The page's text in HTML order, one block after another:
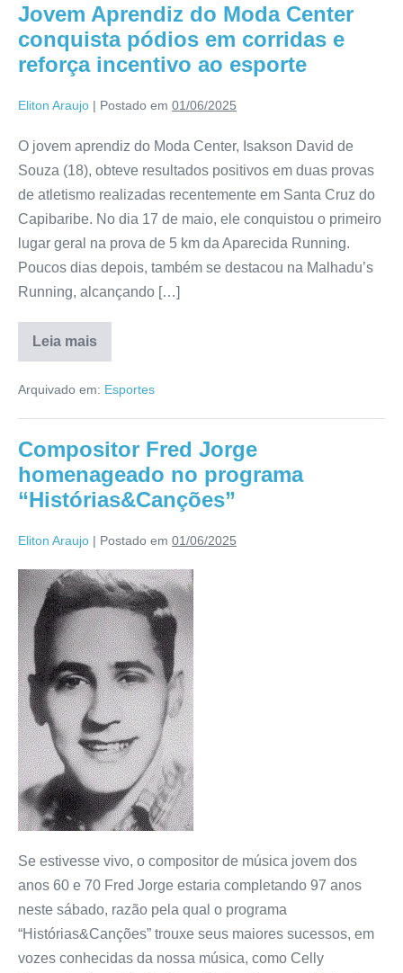
Jovem Aprendiz do Moda Center
conquista pódios em corridas e
reforça incentivo ao esporte
Eliton Araujo | Postado em 01/06/2025
O jovem aprendiz do Moda Center, Isakson David de
Souza (18), obteve resultados positivos em duas provas
de atletismo realizadas recentemente em Santa Cruz do
Capibaribe. No dia 17 de maio, ele conquistou o primeiro
lugar geral na prova de 5 km da Aparecida Running.
Poucos dias depois, também se destacou na Malhadu’s
Running, alcançando […]
Leia mais
Arquivado em: Esportes
Compositor Fred Jorge
homenageado no programa
“Histórias&Canções”
Eliton Araujo | Postado em 01/06/2025
Se estivesse vivo, o compositor de música jovem dos
anos 60 e 70 Fred Jorge estaria completando 97 anos
neste sábado, razão pela qual o programa
“Histórias&Canções” trouxe seus maiores sucessos, em
vozes conhecidas da nossa música, como Celly